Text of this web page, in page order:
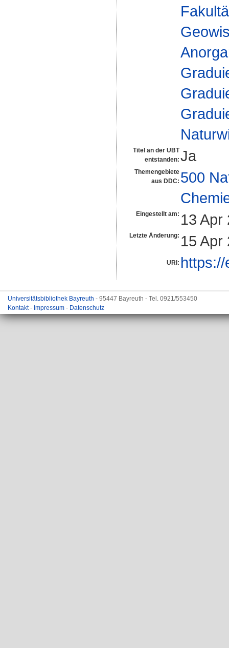
Titel an der UBT
entstanden: Ja
Themengebiete
aus DDC: 500
Eingestellt am: 13 Apr
Letzte Änderung: 15 Apr
URI:
Universitätsbibliothek Bayreuth - 95447 Bayreuth - Tel. 0921/553450
Kontakt- Impressum - Datenschutz